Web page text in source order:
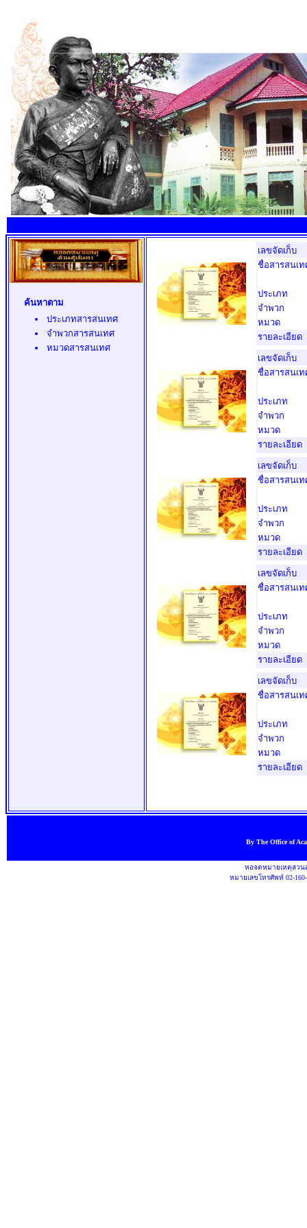
ค้นหาตาม
ประเภทสารสนเทศ
จำพวกสารสนเทศ
หมวดสารสนเทศ
เลขจัดเก็บ
ชื่อสารสนเท
ประเภท
จำพวก
หมวด
รายละเอียด
เลขจัดเก็บ
ชื่อสารสนเท
ประเภท
จำพวก
หมวด
รายละเอียด
เลขจัดเก็บ
ชื่อสารสนเท
ประเภท
จำพวก
หมวด
รายละเอียด
เลขจัดเก็บ
ชื่อสารสนเท
ประเภท
จำพวก
หมวด
รายละเอียด
เลขจัดเก็บ
ชื่อสารสนเท
ประเภท
จำพวก
หมวด
รายละเอียด
By The Office of
หอจดหมายเหตุสว
หมายเลขโทรศัพท์ 02-160-